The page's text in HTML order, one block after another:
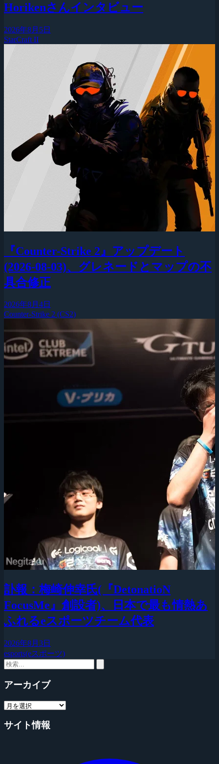
Horikenさんインタビュー
2026年8月5日
StarCraft II
『Counter-Strike 2』アップデート
(2026-08-03)、グレネードとマップの不
具合修正
2026年8月4日
Counter-Strike 2 (CS2)
訃報：梅崎伸幸氏(『DetonatioN
FocusMe』創設者)、日本で最も情熱あ
ふれるeスポーツチーム代表
2026年8月3日
esports(eスポーツ)
アーカイブ
サイト情報